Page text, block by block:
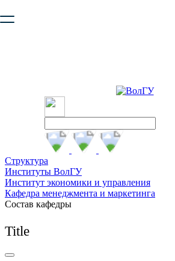
безопасную работу с сайтом. Пожалуйста
Структура
Институты ВолГУ
Институт экономики и управления
Кафедра менеджмента и маркетинга
Состав кафедры
Title